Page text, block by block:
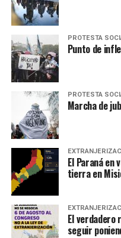
PROTESTA
Punto de
PROTESTA
Marcha de
El Paraná en
tierra en
El verdadero
seguir